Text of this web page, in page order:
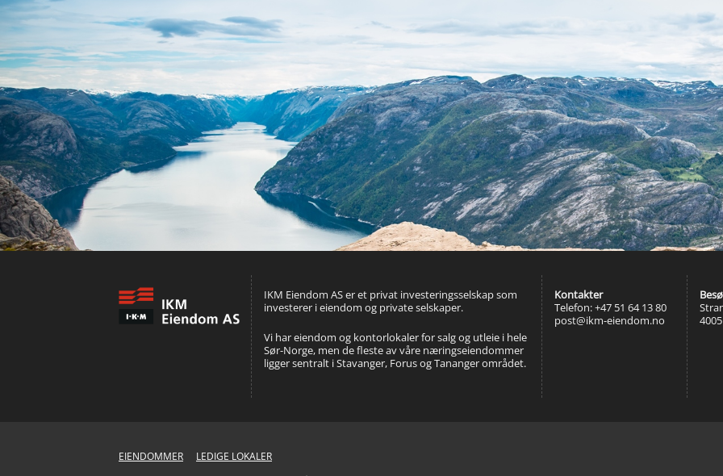
IKM Eiendom AS er et privat investeringsselskap som
investerer i eiendom og private selskaper.
Vi har eiendom og kontorlokaler for salg og utleie i hele
Sør-Norge, men de fleste av våre næringseiendommer
ligger sentralt i Stavanger, Forus og Tananger området.
Kontakter
Telefon: +47 51 64 13 80
post@ikm-eiendom.no
EIENDOMMER LEDIGE LOKALER